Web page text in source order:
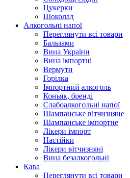
Цукерки
Шоколад
Алкогольні напої
Переглянути всі товари
Бальзами
Вина України
Вина імпортні
Вермути
Горілка
Імпортний алкоголь
Коньяк, бренді
Слабоалкогольні напої
Шампанське вітчизняне
Шампанське імпортне
Лікери імпорт
Настійки
Лікери вітчизняні
Вина безалкогольні
Кава
Переглянути всі товари